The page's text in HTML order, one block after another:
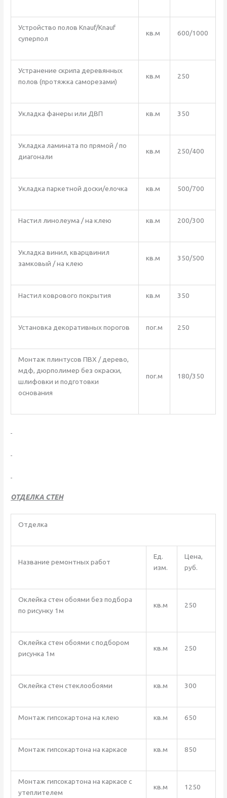
Устройство полов Knauf/Knauf
суперпол
кв.м 600/1000
Устранение скрипа деревянных
полов (протяжка саморезами)
кв.м 250
Укладка фанеры или ДВП кв.м 350
Укладка ламината по прямой / по
диагонали
кв.м 250/400
Укладка паркетной доски/елочка кв.м 500/700
Настил линолеума / на клею кв.м 200/300
Укладка винил, кварцвинил
замковый / на клею
кв.м 350/500
Настил коврового покрытия кв.м 350
Установка декоративных порогов пог.м 250
Монтаж плинтусов ПВХ / дерево,
мдф, дюрполимер без окраски,
шлифовки и подготовки
основания
пог.м 180/350
ОТДЕЛКА СТЕН
Отделка
Название ремонтных работ
Ед.
изм.
Цена,
руб.
Оклейка стен обоями без подбора
по рисунку 1м
кв.м 250
Оклейка стен обоями с подбором
рисунка 1м
кв.м 250
Оклейка стен стеклообоями кв.м 300
Монтаж гипсокартона на клею кв.м 650
Монтаж гипсокартона на каркасе кв.м 850
Монтаж гипсокартона на каркасе с
утеплителем
кв.м 1250